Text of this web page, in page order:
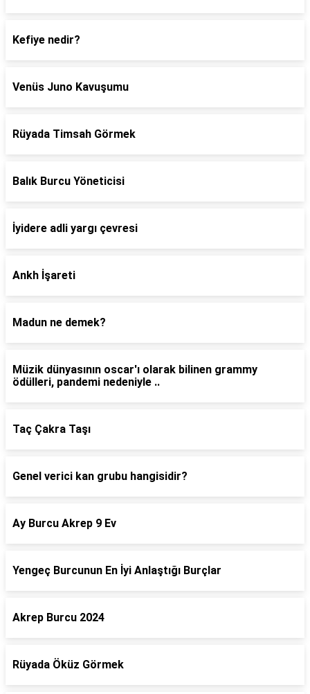
Kefiye nedir?
Venüs Juno Kavuşumu
Rüyada Timsah Görmek
Balık Burcu Yöneticisi
İyidere adli yargı çevresi
Ankh İşareti
Madun ne demek?
Müzik dünyasının oscar'ı olarak bilinen grammy
ödülleri, pandemi nedeniyle ..
Taç Çakra Taşı
Genel verici kan grubu hangisidir?
Ay Burcu Akrep 9 Ev
Yengeç Burcunun En İyi Anlaştığı Burçlar
Akrep Burcu 2024
Rüyada Öküz Görmek